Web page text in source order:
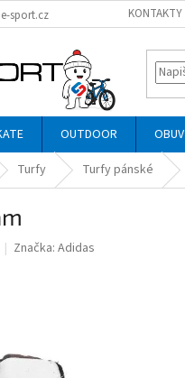
sport.cz KONTAKTY
OUTDOOR OBUV
Turfy Turfy pánské
Značka: Adidas